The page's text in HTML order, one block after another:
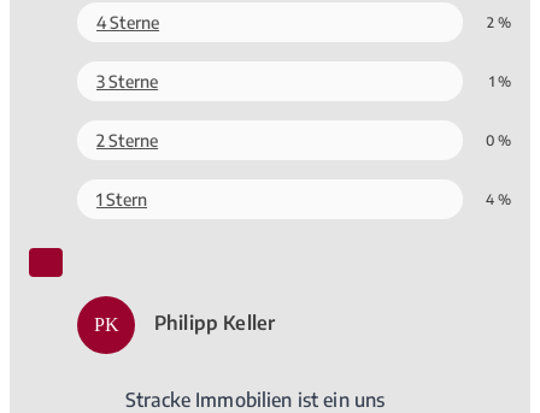
4 Sterne 2 %
3 Sterne 1 %
2 Sterne 0 %
1 Stern 4 %
PK Philipp Keller
Stracke Immobilien ist ein uns